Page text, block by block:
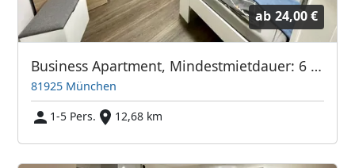
ab 24,00 €
Business Apartment, Mindestmietdauer: 6 Mon., 24 EUR p.Pers.
81925 München
1-5 Pers.
12,68 km